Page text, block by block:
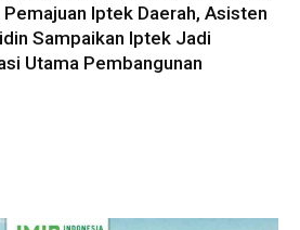
Pemajuan Iptek Daerah, Asisten
Sampaikan Iptek Jadi
Utama Pembangunan